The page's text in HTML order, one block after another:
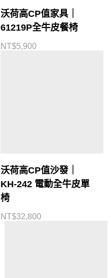
沃荷高CP值家具｜
61219P全牛皮餐椅
NT$5,900
沃荷高CP值沙發｜
KH-242 電動全牛皮單
椅
NT$32,800